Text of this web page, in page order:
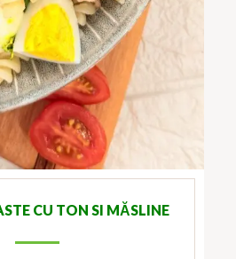
CU TON SI MĂSLINE